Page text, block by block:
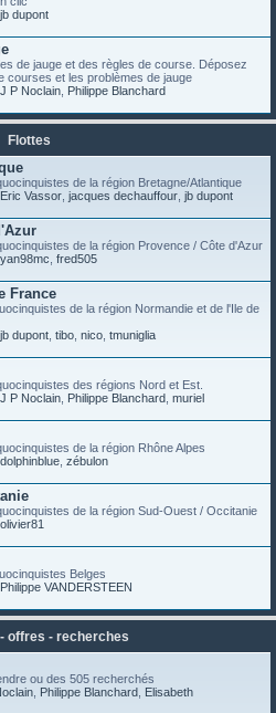
jb dupont
de jauge et des règles de course. Déposez
courses et les problèmes de jauge
J P Noclain Philippe Blanchard
Flottes
de la région Bretagne/Atlantique
Eric Vassor jacques dechauffour jb dupont
de la région Provence / Côte d'Azur
yan98mc fred505
France
de la région Normandie et de l'Ile de
jb dupont tibo nico tmuniglia
des régions Nord et Est.
J P Noclain Philippe Blanchard muriel
de la région Rhône Alpes
dolphinblue zébulon
de la région Sud-Ouest / Occitanie
olivier81
Belges
Philippe VANDERSTEEN
offres - recherches
ou des 505 recherchés
Philippe Blanchard Elisabeth